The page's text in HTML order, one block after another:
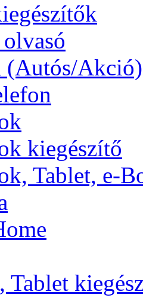
(Autós/Akció)
kiegészítő
Tablet, e-
Tablet